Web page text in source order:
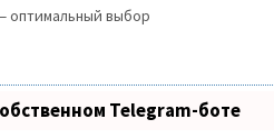
оптимальный выбор
Telegram-боте